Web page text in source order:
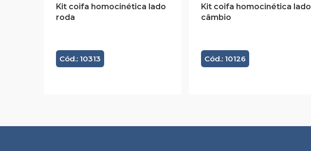
Kit coifa homocinética lado
roda
Cód.: 10313
Kit coifa homocinética lado
câmbio
Cód.: 10126